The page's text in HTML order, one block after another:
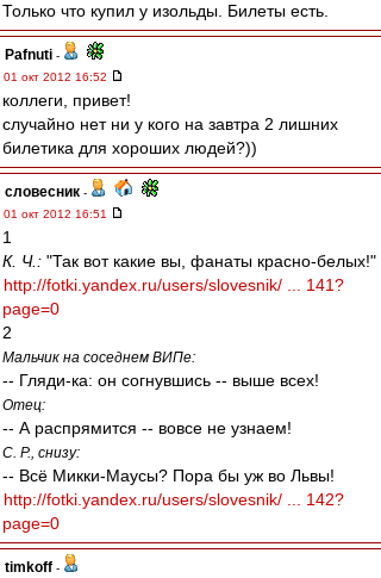
Только что купил у изольды. Билеты есть.
Pafnuti -
01 окт 2012 16:52
коллеги, привет!
случайно нет ни у кого на завтра 2 лишних
билетика для хороших людей?))
словесник -
01 окт 2012 16:51
1
К. Ч.: "Так вот какие вы, фанаты красно-белых!"
http://fotki.yandex.ru/users/slovesnik/ ... 141?
page=0
2
Мальчик на соседнем ВИПе:
-- Гляди-ка: он согнувшись -- выше всех!
Отец:
-- А распрямится -- вовсе не узнаем!
С. Р., снизу:
-- Всё Микки-Маусы? Пора бы уж во Львы!
http://fotki.yandex.ru/users/slovesnik/ ... 142?
page=0
timkoff -